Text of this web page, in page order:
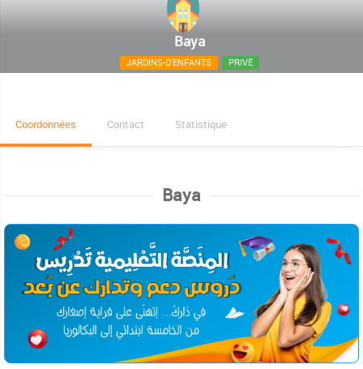
Baya
JARDINS-D'ENFANTS PRIVÉ
88, Rue Chaghaline Mannouba
Coordonnées Contact Statistique
Baya